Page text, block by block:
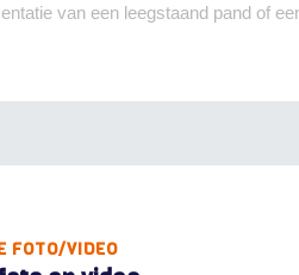
van een leegstaand pand of
FOTO/VIDEO